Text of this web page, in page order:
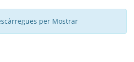
per Mostrar